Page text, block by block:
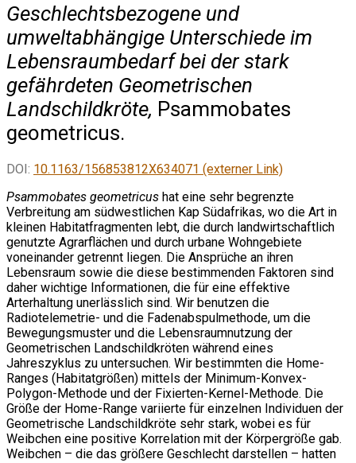
Geschlechtsbezogene und
umweltabhängige Unterschiede im
Lebensraumbedarf bei der stark
gefährdeten Geometrischen
Landschildkröte, Psammobates
geometricus.
DOI: 10.1163/156853812X634071 (externer Link)
Psammobates geometricus hat eine sehr begrenzte
Verbreitung am südwestlichen Kap Südafrikas, wo die Art in
kleinen Habitatfragmenten lebt, die durch landwirtschaftlich
genutzte Agrarflächen und durch urbane Wohngebiete
voneinander getrennt liegen. Die Ansprüche an ihren
Lebensraum sowie die diese bestimmenden Faktoren sind
daher wichtige Informationen, die für eine effektive
Arterhaltung unerlässlich sind. Wir benutzen die
Radiotelemetrie- und die Fadenabspulmethode, um die
Bewegungsmuster und die Lebensraumnutzung der
Geometrischen Landschildkröten während eines
Jahreszyklus zu untersuchen. Wir bestimmten die Home-
Ranges (Habitatgrößen) mittels der Minimum-Konvex-
Polygon-Methode und der Fixierten-Kernel-Methode. Die
Größe der Home-Range variierte für einzelnen Individuen der
Geometrische Landschildkröte sehr stark, wobei es für
Weibchen eine positive Korrelation mit der Körpergröße gab.
Weibchen – die das größere Geschlecht darstellen – hatten